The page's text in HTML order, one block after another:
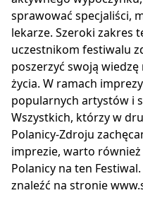
sprawować specjaliści,
lekarze. Szeroki zakres
uczestnikom festiwalu
poszerzyć swoją
życia. W ramach
popularnych artystów i
Wszystkich, którzy w
Polanicy-Zdroju
imprezie, warto
Polanicy na ten
znaleźć na stronie